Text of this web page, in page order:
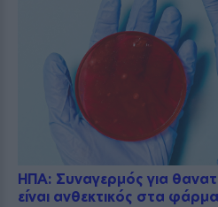
ΗΠΑ: Συναγερμός για
είναι ανθεκτικός στα